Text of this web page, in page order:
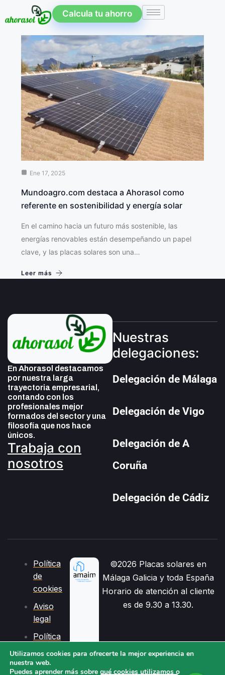
Calcula tu ahorro
Ene 17, 2025
Mundoagro.com destaca a Ahorasol como
referente en sostenibilidad y energía solar
En el camino hacia un futuro más sostenible, las
energías renovables están desempeñando un papel
clave, y las placas solares son una…
Leer más
En Ahorasol destacamos
por nuestra larga
trayectoria empresarial,
contando con los
profesionales mejor
formados del sector y una
filosofía que nos hace
únicos.
Trabaja con
nosotros
Nuestras
delegaciones:
Delegación de Málaga
Delegación de Vigo
Delegación de A
Coruña
Delegación de Cádiz
Política
de
cookies
Aviso
legal
Política
privacidad
©2026 Placas solares en
Málaga Galicia y toda España
Horario de atención al cliente
es de 9.30 a 13.30.
Utilizamos cookies para ofrecerte la mejor experiencia en
nuestra web.
Puedes aprender más sobre qué cookies utilizamos o